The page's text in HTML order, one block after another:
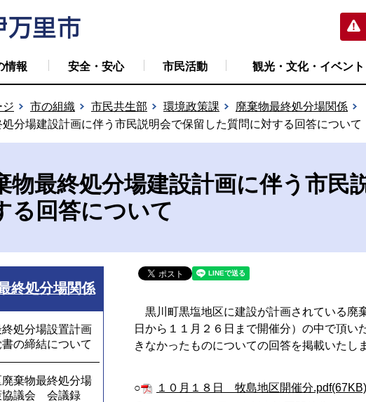
情報 安全・安心 市民活動 観光・文化・イベント
ジ 市の組織 市民共生部 環境政策課
廃棄物最終処分場関係
処分場建設計画に伴う市民説明会で保留した質問に対する回答について
物最終処分場建設計画に伴う市民
る回答について
終処分場関係
処分場設置計画
の締結について
棄物最終処分場
協議会 会議録
黒川町黒塩地区に建設が計画されている廃
日から１１月２６日まで開催分）の中で頂
きなかったものについての回答を掲載いたし
○
１０月１８日 牧島地区開催分.pdf(67KB)